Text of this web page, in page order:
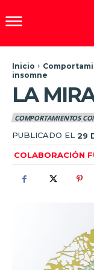
Inicio
insomne
LA
COMPORTAMIENTOS
PUBLICADO EL 29
COLABORACIÓN